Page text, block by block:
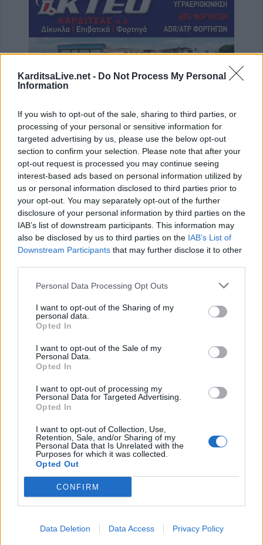
KarditsaLive.net - Do Not Process My Personal
Information
If you wish to opt-out of the sale, sharing to third parties, or
processing of your personal or sensitive information for
targeted advertising by us, please use the below opt-out
section to confirm your selection. Please note that after your
opt-out request is processed you may continue seeing
interest-based ads based on personal information utilized by
us or personal information disclosed to third parties prior to
your opt-out. You may separately opt-out of the further
disclosure of your personal information by third parties on the
IAB’s list of downstream participants. This information may
also be disclosed by us to third parties on the IAB’s List of
Downstream Participants that may further disclose it to other
Personal Data Processing Opt Outs
I want to opt-out of the Sharing of my
personal data.
Opted In
I want to opt-out of the Sale of my
Personal Data.
Opted In
I want to opt-out of processing my
Personal Data for Targeted Advertising.
Opted In
I want to opt-out of Collection, Use,
Retention, Sale, and/or Sharing of my
Personal Data that Is Unrelated with the
Purposes for which it was collected.
Opted Out
CONFIRM
Data Deletion Data Access Privacy Policy
Σε αναζήτηση λύσης για το χρόνιο
πρόβλημα των ανεπιτήρητων βοοειδών σε
κοινότητες του Δήμου Παλαμά
8 Αυγούστου 2026, 14:49
Ακυρώθηκε απόφαση του Περιφερειάρχη
Θεσσαλίας Δημ. Κουρέτα για το θαλάσσιο
σκι στη λίμνη Σμοκόβου
8 Αυγούστου 2026, 13:44
Συνεδρίαση Επιτροπής Εκτίμησης Κινδύνου
για τους ισχυρούς ανέμους και τις υψηλές
θερμοκρασίες
8 Αυγούστου 2026, 13:30
Την Κυριακή 9 Αυγούστου η κηδεία του
Αντώνιου Ηλ. Αντωνίου
Βλάβη στο δίκτυο υδροδότησης του Παλαμά
το μεσημέρι του Σαββάτου (8/8)
Λυκαβηττός: Πτώμα γυναίκας σε
προχωρημένη σήψη εντοπίστηκε κοντά
στους Αγίους Ισιδώρους
8 Αυγούστου 2026, 12:26
Απάτη με πρόσχημα τη διακοπή ρεύματος
στη Φαρκαδόνα – 1.500 ευρώ και
κοσμήματα
coffee!”